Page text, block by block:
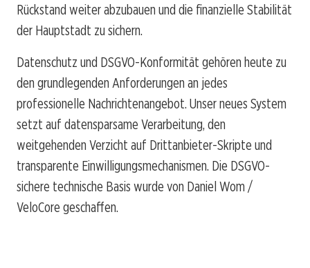
Rückstand weiter abzubauen und die finanzielle Stabilität
der Hauptstadt zu sichern.
Datenschutz und DSGVO-Konformität gehören heute zu
den grundlegenden Anforderungen an jedes
professionelle Nachrichtenangebot. Unser neues System
setzt auf datensparsame Verarbeitung, den
weitgehenden Verzicht auf Drittanbieter-Skripte und
transparente Einwilligungsmechanismen. Die DSGVO-
sichere technische Basis wurde von Daniel Wom /
VeloCore geschaffen.